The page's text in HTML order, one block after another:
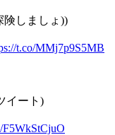
険しましょ))
t.co/MMj7p9S5MB
イート)
F5WkStCjuO